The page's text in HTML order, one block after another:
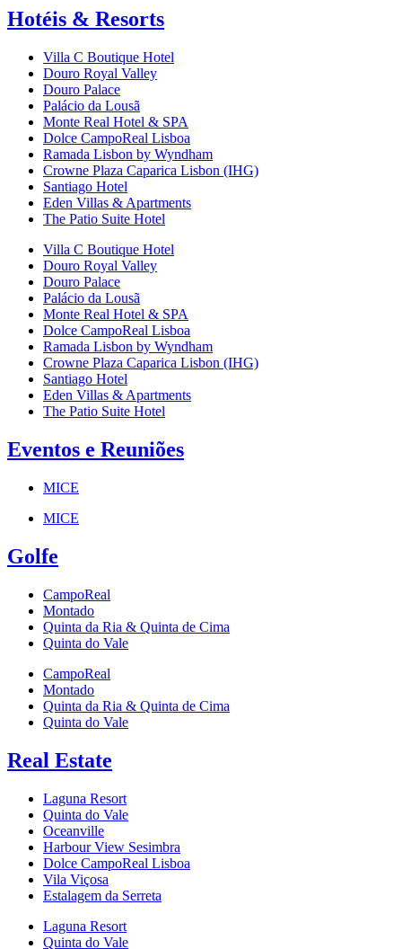
Hotéis & Resorts
Villa C Boutique Hotel
Douro Royal Valley
Douro Palace
Palácio da Lousã
Monte Real Hotel & SPA
Dolce CampoReal Lisboa
Ramada Lisbon by Wyndham
Crowne Plaza Caparica Lisbon (IHG)
Santiago Hotel
Eden Villas & Apartments
The Patio Suite Hotel
Villa C Boutique Hotel
Douro Royal Valley
Douro Palace
Palácio da Lousã
Monte Real Hotel & SPA
Dolce CampoReal Lisboa
Ramada Lisbon by Wyndham
Crowne Plaza Caparica Lisbon (IHG)
Santiago Hotel
Eden Villas & Apartments
The Patio Suite Hotel
Eventos e Reuniões
MICE
MICE
Golfe
CampoReal
Montado
Quinta da Ria & Quinta de Cima
Quinta do Vale
CampoReal
Montado
Quinta da Ria & Quinta de Cima
Quinta do Vale
Real Estate
Laguna Resort
Quinta do Vale
Oceanville
Harbour View Sesimbra
Dolce CampoReal Lisboa
Vila Viçosa
Estalagem da Serreta
Laguna Resort
Quinta do Vale